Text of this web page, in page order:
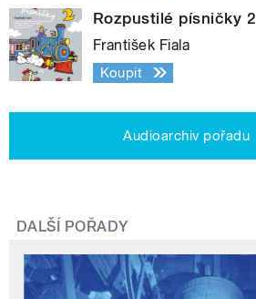
Rozpustilé písničky 2
František Fiala
Koupit
Audioarchiv pořadu
DALŠÍ POŘADY